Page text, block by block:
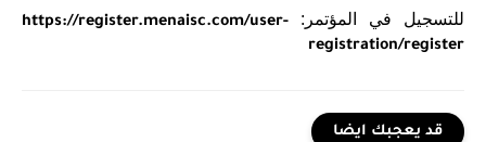
للتسجيل في المؤتمر: https://register.menaisc.com/user-
registration/register
قد يعجبك ايضا